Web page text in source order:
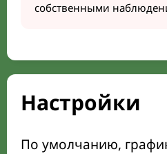
собственными
Настройки
По умолчанию,